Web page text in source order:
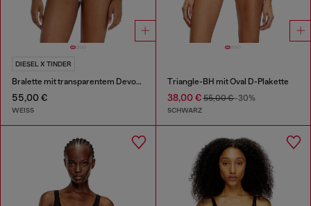
DIESEL X TINDER
Bralette mit transparentem Devoré-Effekt
55,00 €
WEISS
Triangle-BH mit Oval D-Plakette
38,00 €55,00 €-30%
SCHWARZ